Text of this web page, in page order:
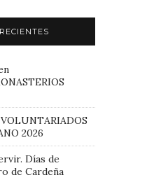
VOLUNTARIADOS
2026
Días de
de Cardeña